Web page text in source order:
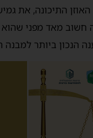
התיכונה, את
חשוב מאד מפני
הנכון ביותר למבנה